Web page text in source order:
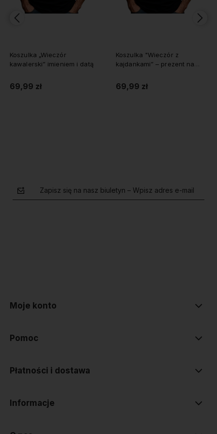
Koszulka „Wieczór
kawalerski” imieniem i datą
69,99 zł
Koszulka "Wieczór z
kajdankami” – prezent na
imieniem i datą
69,99 zł
Zapisz się na nasz biuletyn – Wpisz adres e-mail
Moje konto
Pomoc
Płatności i dostawa
Informacje